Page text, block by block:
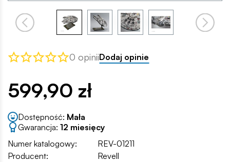
0 opiniiDodaj opinie
599,90 zł
Dostępność: Mała
Gwarancja: 12 miesięcy
Numer katalogowy:
REV-01211
Producent:
Revell